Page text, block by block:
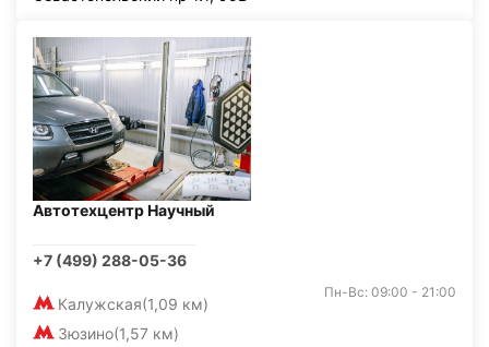
Автотехцентр Научный
+7 (499) 288-05-36
Калужская(1,09 км)
Зюзино(1,57 км)
Пн-Вс: 09:00 - 21:00